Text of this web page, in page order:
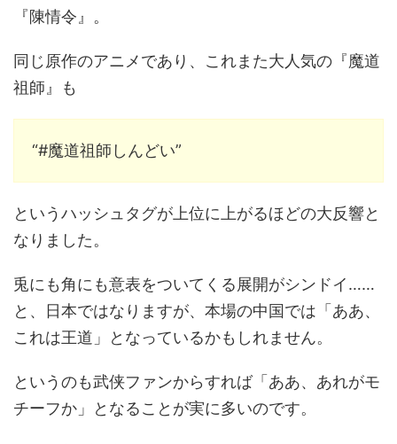
『陳情令』。
同じ原作のアニメであり、これまた大人気の『魔道
祖師』も
“#魔道祖師しんどい”
というハッシュタグが上位に上がるほどの大反響と
なりました。
兎にも角にも意表をついてくる展開がシンドイ……
と、日本ではなりますが、本場の中国では「ああ、
これは王道」となっているかもしれません。
というのも武侠ファンからすれば「ああ、あれがモ
チーフか」となることが実に多いのです。